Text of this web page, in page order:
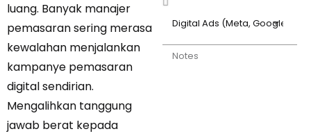
luang. Banyak manajer
pemasaran sering merasa
kewalahan menjalankan
kampanye pemasaran
digital sendirian.
Mengalihkan tanggung
jawab berat kepada